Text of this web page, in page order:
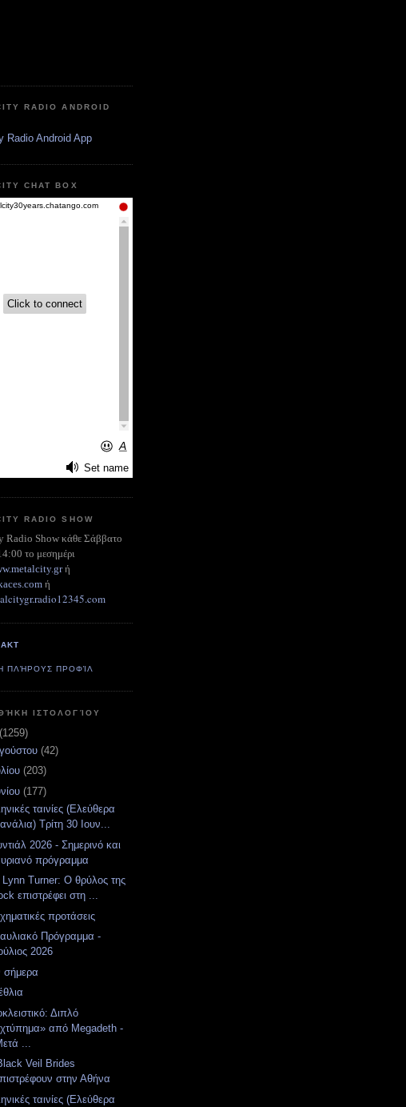
RADIO ANDROID
Radio Android App
CHAT BOX
RADIO SHOW
Radio Show κάθε Σάββατο
το μεσημέρι
ή
ή
ΠΛΉΡΟΥΣ ΠΡΟΦΊΛ
ΙΣΤΟΛΟΓΊΟΥ
(1259)
(42)
(203)
(177)
ταινίες (Ελεύθερα
Τρίτη 30 Ιουν...
2026 - Σημερινό και
πρόγραμμα
Lynn Turner: Ο θρύλος της
επιστρέφει στη ...
προτάσεις
Πρόγραμμα -
2026
σήμερα
Διπλό
από Megadeth -
...
Veil Brides
στην Αθήνα
ταινίες (Ελεύθερα